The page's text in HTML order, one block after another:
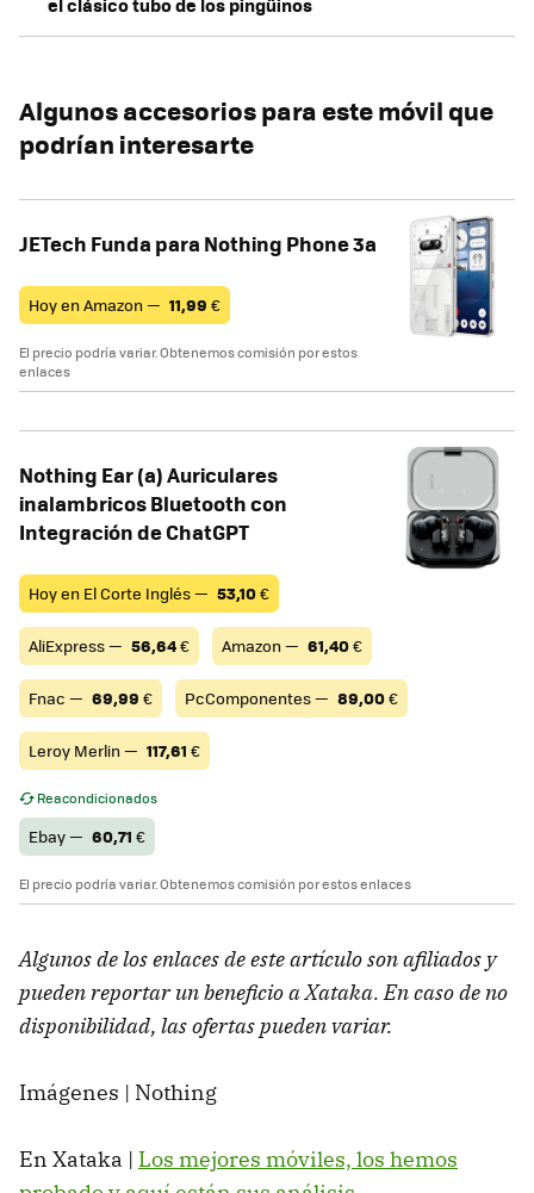
Algunos accesorios para este móvil que
podrían interesarte
JETech Funda para Nothing Phone 3a
Hoy en Amazon — 11,99 €
El precio podría variar. Obtenemos comisión por estos
enlaces
Nothing Ear (a) Auriculares
inalambricos Bluetooth con
Integración de ChatGPT
Hoy en El Corte Inglés — 53,10€
AliExpress — 56,64€ Amazon — 61,40€
Fnac — 69,99 € PcComponentes — 89,00€
Leroy Merlin — 117,61 €
Reacondicionados
Ebay — 60,71 €
El precio podría variar. Obtenemos comisión por estos enlaces
Algunos de los enlaces de este artículo son afiliados y
pueden reportar un beneficio a Xataka. En caso de no
disponibilidad, las ofertas pueden variar.
Imágenes | Nothing
En Xataka | Los mejores móviles, los hemos